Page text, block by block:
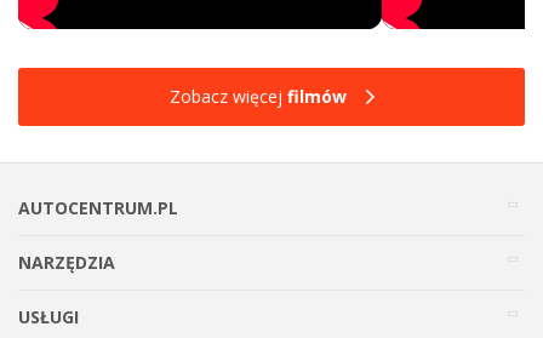
Zobacz więcej filmów
AUTOCENTRUM.PL
NARZĘDZIA
USŁUGI